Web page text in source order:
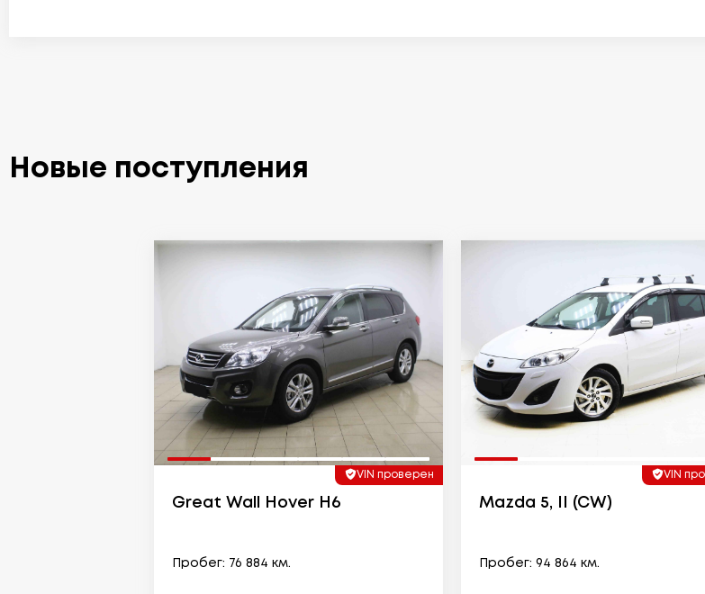
Новые поступления
VIN проверен
Great Wall Hover H6
Пробег: 76 884 км.
VIN
Mazda 5, II (CW)
Пробег: 94 864 км.